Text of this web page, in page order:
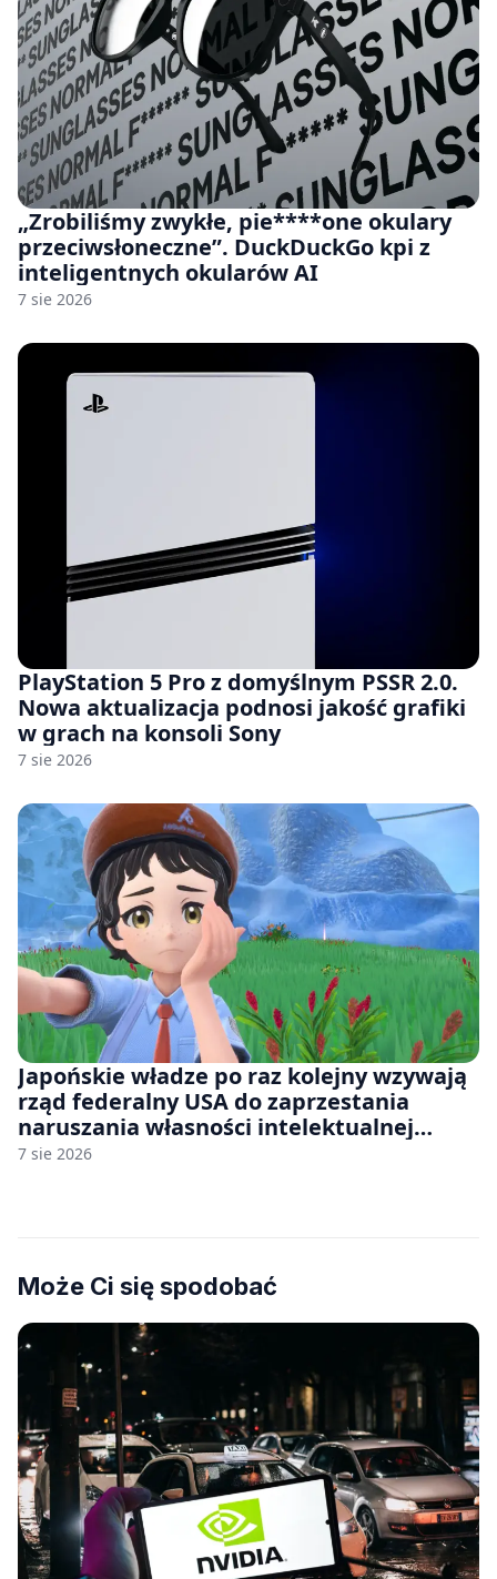
„Zrobiliśmy zwykłe, pie****one okulary
przeciwsłoneczne”. DuckDuckGo kpi z
inteligentnych okularów AI
7 sie 2026
PlayStation 5 Pro z domyślnym PSSR 2.0.
Nowa aktualizacja podnosi jakość grafiki
w grach na konsoli Sony
7 sie 2026
Japońskie władze po raz kolejny wzywają
rząd federalny USA do zaprzestania
naruszania własności intelektualnej
japońskich gier i anime
7 sie 2026
Może Ci się spodobać